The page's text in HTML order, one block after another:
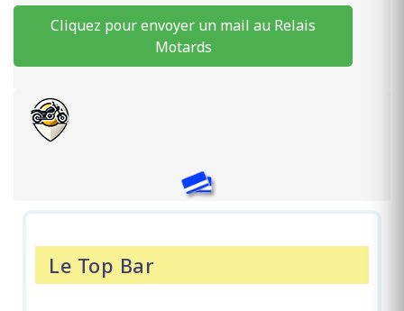
Cliquez pour envoyer un mail au Relais
Motards
Le Top Bar